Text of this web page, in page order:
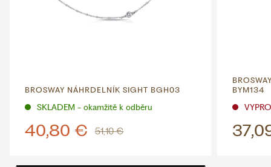
BROSWAY NÁHRDELNÍK SIGHT BGH03
SKLADEM - okamžitě k odběru
40,80 € 51,10 €
BYM134